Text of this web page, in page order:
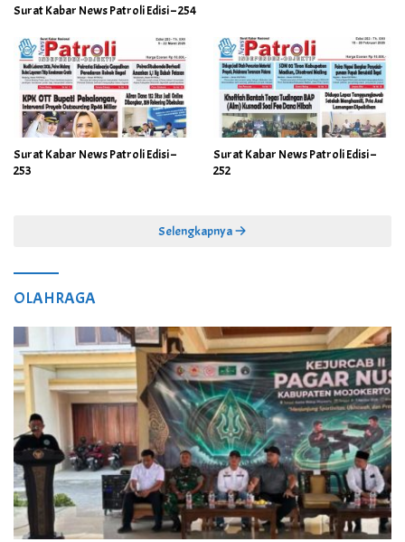
Surat Kabar News Patroli Edisi – 254
Surat Kabar News Patroli Edisi –
253
Surat Kabar News Patroli Edisi –
252
Selengkapnya
OLAHRAGA